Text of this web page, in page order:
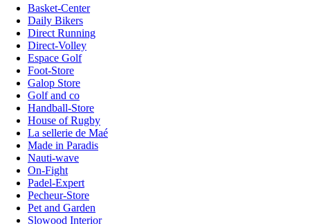
Basket-Center
Daily Bikers
Direct Running
Direct-Volley
Espace Golf
Foot-Store
Galop Store
Golf and co
Handball-Store
House of Rugby
La sellerie de Maé
Made in Paradis
Nauti-wave
On-Fight
Padel-Expert
Pecheur-Store
Pet and Garden
Slowood Interior